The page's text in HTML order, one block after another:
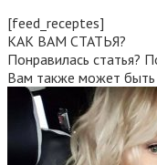
[feed_receptes]
КАК ВАМ СТАТЬЯ?
Понравилась статья?
Вам также может быть